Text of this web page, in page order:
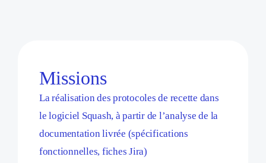
Missions
La réalisation des protocoles de recette dans
le logiciel Squash, à partir de l’analyse de la
documentation livrée (spécifications
fonctionnelles, fiches Jira)